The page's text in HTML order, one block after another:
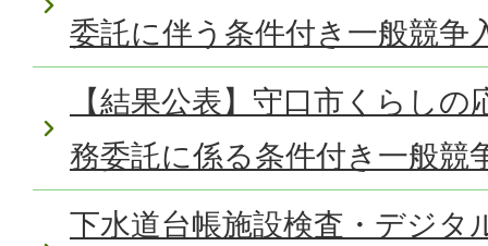
委託に伴う条件付き一般競争
【結果公表】守口市くらし
務委託に係る条件付き一般競
下水道台帳施設検査・デジタ